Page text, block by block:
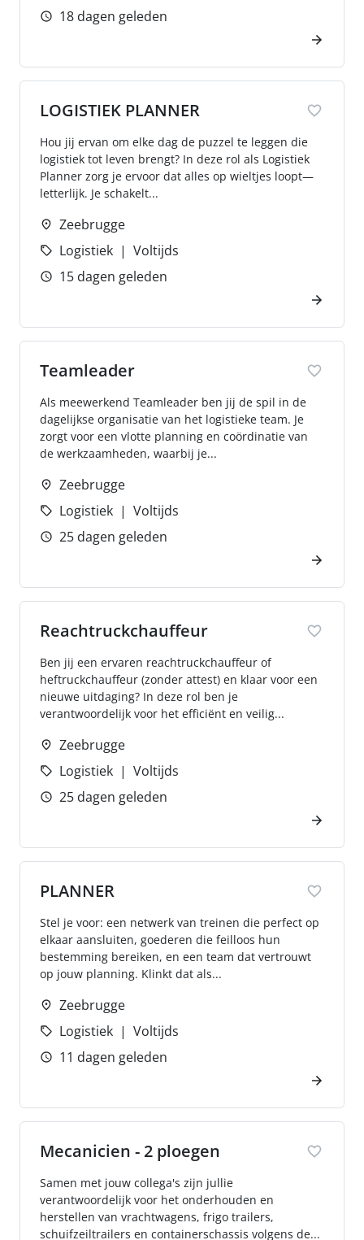
18 dagen geleden
LOGISTIEK PLANNER
Hou jij ervan om elke dag de puzzel te leggen die
logistiek tot leven brengt? In deze rol als Logistiek
Planner zorg je ervoor dat alles op wieltjes loopt—
letterlijk. Je schakelt...
Zeebrugge
Logistiek
Voltijds
15 dagen geleden
Teamleader
Als meewerkend Teamleader ben jij de spil in de
dagelijkse organisatie van het logistieke team. Je
zorgt voor een vlotte planning en coördinatie van
de werkzaamheden, waarbij je...
Zeebrugge
Logistiek
Voltijds
25 dagen geleden
Reachtruckchauffeur
Ben jij een ervaren reachtruckchauffeur of
heftruckchauffeur (zonder attest) en klaar voor een
nieuwe uitdaging? In deze rol ben je
verantwoordelijk voor het efficiënt en veilig...
Zeebrugge
Logistiek
Voltijds
25 dagen geleden
PLANNER
Stel je voor: een netwerk van treinen die perfect op
elkaar aansluiten, goederen die feilloos hun
bestemming bereiken, en een team dat vertrouwt
op jouw planning. Klinkt dat als...
Zeebrugge
Logistiek
Voltijds
11 dagen geleden
Mecanicien - 2 ploegen
Samen met jouw collega's zijn jullie
verantwoordelijk voor het onderhouden en
herstellen van vrachtwagens, frigo trailers,
schuifzeiltrailers en containerschassis volgens de...